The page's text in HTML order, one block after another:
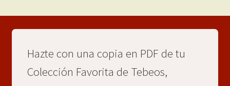
Hazte con una copia en PDF de tu
Colección Favorita de Tebeos,